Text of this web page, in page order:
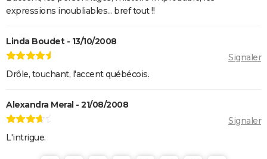
expressions inoubliables... bref tout !!
Linda Boudet - 13/10/2008
Signaler
Drôle, touchant, l'accent québécois.
Alexandra Meral - 21/08/2008
Signaler
L'intrigue.